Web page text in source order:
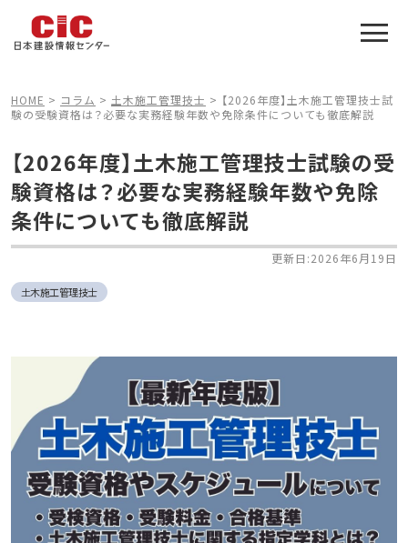
HOME > コラム > 土木施工管理技士 > 【2026年度】土木施工管理技士試
験の受験資格は？必要な実務経験年数や免除条件についても徹底解説
【2026年度】土木施工管理技士試験の受
験資格は？必要な実務経験年数や免除
条件についても徹底解説
更新日:2026年6月19日
土木施工管理技士